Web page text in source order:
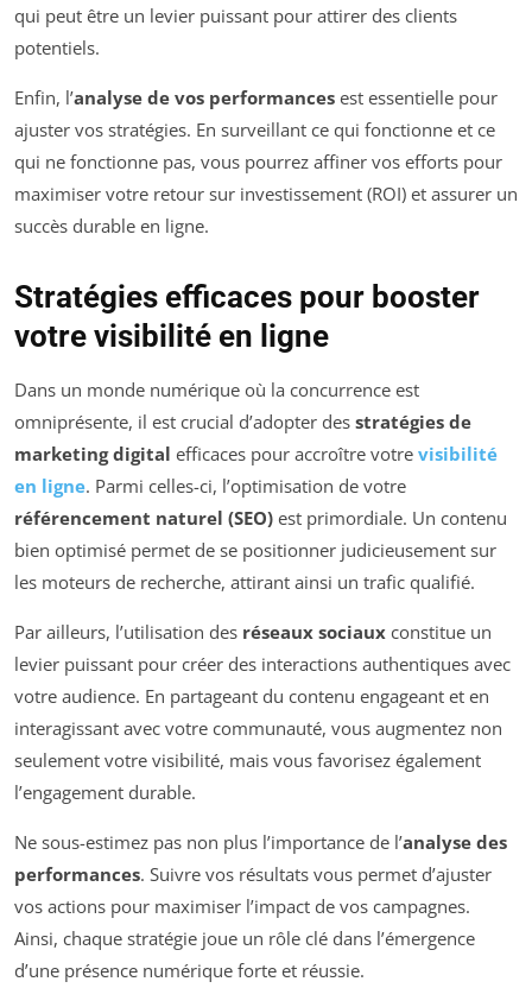
qui peut être un levier puissant pour attirer des clients
potentiels.
Enfin, l’analyse de vos performances est essentielle pour
ajuster vos stratégies. En surveillant ce qui fonctionne et ce
qui ne fonctionne pas, vous pourrez affiner vos efforts pour
maximiser votre retour sur investissement (ROI) et assurer un
succès durable en ligne.
Stratégies efficaces pour booster
votre visibilité en ligne
Dans un monde numérique où la concurrence est
omniprésente, il est crucial d’adopter des stratégies de
marketing digital efficaces pour accroître votre visibilité
en ligne. Parmi celles-ci, l’optimisation de votre
référencement naturel (SEO) est primordiale. Un contenu
bien optimisé permet de se positionner judicieusement sur
les moteurs de recherche, attirant ainsi un trafic qualifié.
Par ailleurs, l’utilisation des réseaux sociaux constitue un
levier puissant pour créer des interactions authentiques avec
votre audience. En partageant du contenu engageant et en
interagissant avec votre communauté, vous augmentez non
seulement votre visibilité, mais vous favorisez également
l’engagement durable.
Ne sous-estimez pas non plus l’importance de l’analyse des
performances. Suivre vos résultats vous permet d’ajuster
vos actions pour maximiser l’impact de vos campagnes.
Ainsi, chaque stratégie joue un rôle clé dans l’émergence
d’une présence numérique forte et réussie.